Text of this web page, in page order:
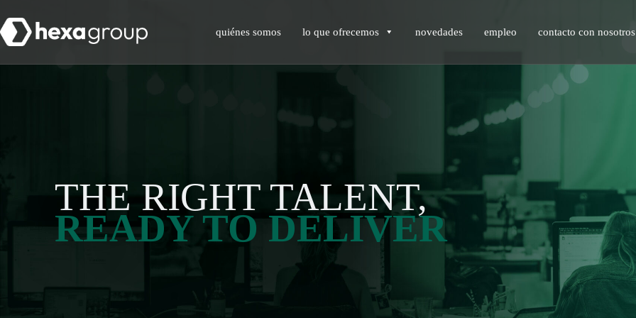
quiénes somos lo que ofrecemos novedades empleo contacto con nosotros
THE RIGHT TALENT,
READY TO DELIVER